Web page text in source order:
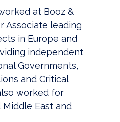
at Booz &
Associate leading
in Europe and
independent
Governments,
and Critical
worked for
East and